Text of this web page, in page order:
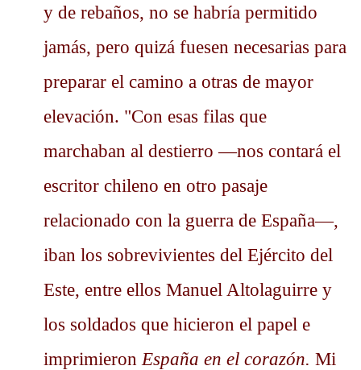
y de rebaños, no se habría permitido
jamás, pero quizá fuesen necesarias para
preparar el camino a otras de mayor
elevación. "Con esas filas que
marchaban al destierro —nos contará el
escritor chileno en otro pasaje
relacionado con la guerra de España—,
iban los sobrevivientes del Ejército del
Este, entre ellos Manuel Altolaguirre y
los soldados que hicieron el papel e
imprimieron España en el corazón. Mi